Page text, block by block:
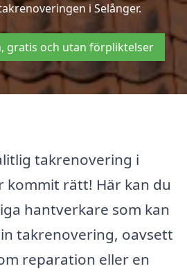
i Selånger.
gratis och utan förpliktelser
takrenovering i
kommit rätt! Här kan du
hantverkare som kan
takrenovering, oavsett
reparation eller en